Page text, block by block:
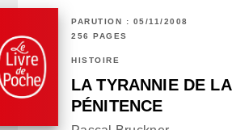
PARUTION : 05/11/2008
256 PAGES
HISTOIRE
LA TYRANNIE DE LA
PÉNITENCE